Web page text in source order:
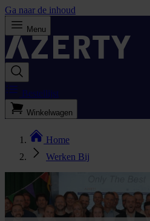
Ga naar de inhoud
Menu
Bestellijst
Winkelwagen
Home
Werken Bij